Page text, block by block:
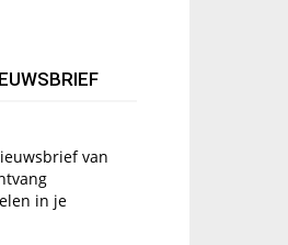
van
in je